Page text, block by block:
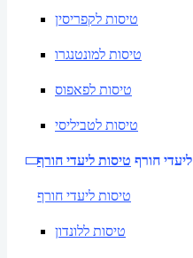
טיסות לקפריסין
טיסות למונטנגרו
טיסות לפאפוס
טיסות לטביליסי
חורף טיסות ליעדי חורף
טיסות ליעדי חורף
טיסות ללונדון